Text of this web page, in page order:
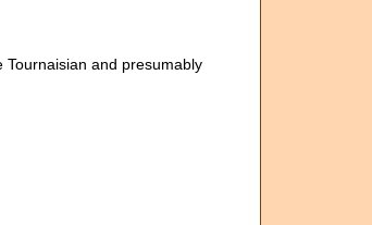
and presumably